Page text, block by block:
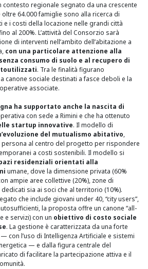
regionale segnato da una crescente
64.000 famiglie sono alla ricerca di
e i costi della locazione nelle grandi città
al 200%. L’attività del Consorzio sarà
di interventi nell’ambito dell’abitazione a
con una particolare attenzione alla
consumo di suolo e al recupero di
. Tra le finalità figurano
canone sociale destinati a fasce deboli e la
associate.
ha supportato anche la nascita di
con sede a Rimini e che ha ottenuto
startup innovative. Il modello di
del mutualismo abitativo,
persona al centro del progetto per rispondere
a costi sostenibili. Il modello si
residenziali orientati alla
umane, dove la dimensione privata (60%
ampie aree collettive (20%), zone di
sia ai soci che al territorio (10%).
che include giovani under 40, “city users”,
la proposta offre un canone “all-
e servizi) con un obiettivo di costo sociale
. La gestione è caratterizzata da una forte
con l’uso di Intelligenza Artificiale e sistemi
— e dalla figura centrale del
di facilitare la partecipazione attiva e il